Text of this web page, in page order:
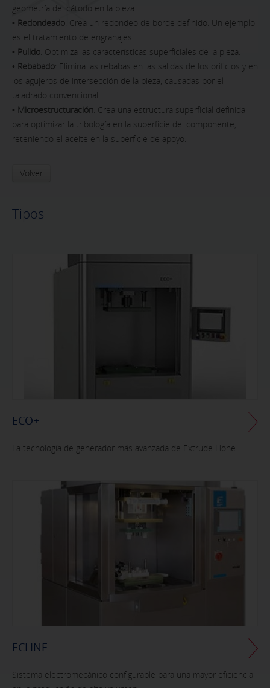
geometría del cátodo en la pieza.
• Redondeado: Crea un redondeo de borde definido. Un ejemplo
es el tratamiento de engranajes.
• Pulido: Optimiza las características superficiales de la pieza.
• Rebabado: Elimina las rebabas en las salidas de los orificios y en
los agujeros de intersección de la pieza, causadas por el
taladrado convencional.
• Microestructuración: Crea una estructura superficial definida
para optimizar la tribología en la superficie del componente,
reteniendo el aceite en la superficie de apoyo.
Volver
Tipos
ECO+
La tecnología de generador más avanzada de Extrude Hone
ECLINE
Sistema electromecánico configurable para una mayor eficiencia